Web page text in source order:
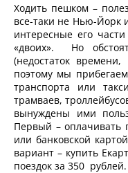
Ходить пешком –
все-таки не Нью-Йорк
интересные его
«двоих». Но
(недостаток
поэтому мы
транспорта или
трамваев,
вынуждены ими
Первый – оплачивать
или банковской
вариант – купить
поездок за 350 рублей.